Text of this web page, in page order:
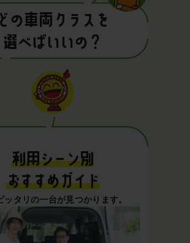
どの車両クラスを
選べばいいの？
利用シーン別
おすすめガイド
ッタリの一台が見つかります。